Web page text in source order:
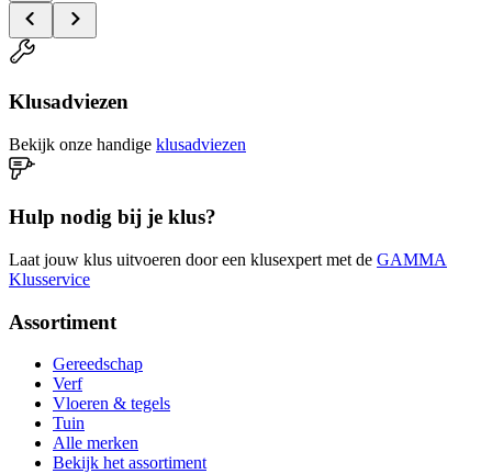
Klusadviezen
Bekijk onze handige klusadviezen
Hulp nodig bij je klus?
Laat jouw klus uitvoeren door een klusexpert met de GAMMA
Klusservice
Assortiment
Gereedschap
Verf
Vloeren & tegels
Tuin
Alle merken
Bekijk het assortiment